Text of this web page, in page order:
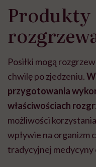
Produkty
Posiłki mogą
chwilę po zjedzeniu.
przygotowania
właściwościach
możliwości
wpływie na organizm
tradycyjnej medycyny